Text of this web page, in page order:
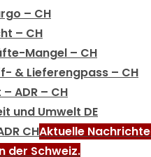
– CH
– CH
Mangel – CH
& Lieferengpass – CH
ADR – CH
und Umwelt DE
CHAktuelle
der Schweiz.